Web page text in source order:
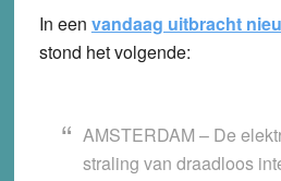
In een vandaag uitbracht
stond het volgende:
AMSTERDAM – De
straling van draadloos